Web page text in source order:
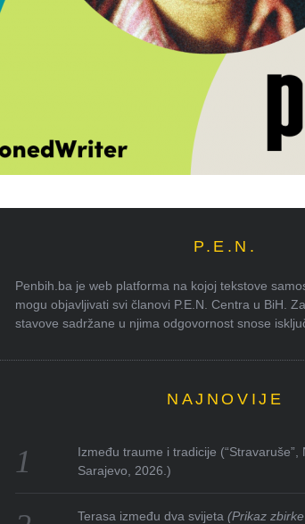
P.E.N.
Penbih.ba je web platforma na kojoj tekstove
mogu objavljivati svi članovi P.E.N. Centra u BiH.
stavove sadržane u njima odgovornost snose
NAJNOVIJE
Između traume i tradicije (“Stravaruše”,
Sarajevo, 2026.)
Terasa između dva svijeta(Prikaz